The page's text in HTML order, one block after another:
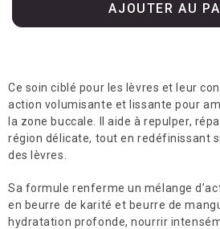
AJOUTER AU
Ce soin ciblé pour les lèvres et leur
action volumisante et lissante pour
la zone buccale. Il aide à repulper,
région délicate, tout en redéfinissant
des lèvres.
Sa formule renferme un mélange
en beurre de karité et beurre de
hydratation profonde, nourrir
Épilation
Soins du visage
Soins du visage